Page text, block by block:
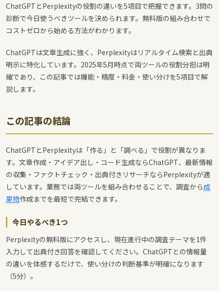
ChatGPTとPerplexityの役割の違いを5項目で把握できます。3問の
診断で今日使うべきツールを決められます。無料版の組み合わせで
コストゼロから始める方法がわかります。
ChatGPTは文章生成に強く、Perplexityはリアルタイム検索と出典
明示に特化しています。2025年5月時点で両ツールの役割分担は明
確であり、この記事では機能・精度・料金・使い分けを5項目で解
説します。
この記事の結論
ChatGPTとPerplexityは「作る」と「調べる」で役割が異なりま
す。文章作成・アイデア出し・コード生成ならChatGPT、最新情報
の収集・ファクトチェック・出典付きリサーチならPerplexityが適
しています。業務では両ツールを組み合わせることで、調査から成
果物作成までを最短で完結できます。
今日やるべき1つ
Perplexityの無料版にアクセスし、現在進行中の調査テーマを1件
入力して出典付き回答を確認してください。ChatGPTとの情報量
の違いを体感するだけで、使い分けの判断基準が明確になります
（5分）。